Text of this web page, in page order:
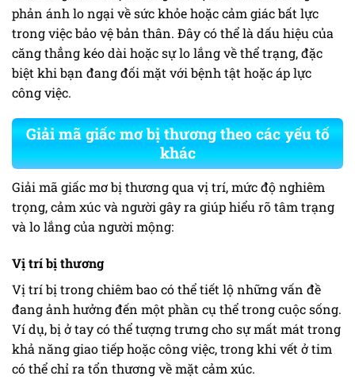
phản ánh lo ngại về sức khỏe hoặc cảm giác bất lực
trong việc bảo vệ bản thân. Đây có thể là dấu hiệu của
căng thẳng kéo dài hoặc sự lo lắng về thể trạng, đặc
biệt khi bạn đang đối mặt với bệnh tật hoặc áp lực
công việc.
Giải mã giấc mơ bị thương theo các yếu tố
khác
Giải mã giấc mơ bị thương qua vị trí, mức độ nghiêm
trọng, cảm xúc và người gây ra giúp hiểu rõ tâm trạng
và lo lắng của người mộng:
Vị trí bị thương
Vị trí bị trong chiêm bao có thể tiết lộ những vấn đề
đang ảnh hưởng đến một phần cụ thể trong cuộc sống.
Ví dụ, bị ở tay có thể tượng trưng cho sự mất mát trong
khả năng giao tiếp hoặc công việc, trong khi vết ở tim
có thể chỉ ra tổn thương về mặt cảm xúc.